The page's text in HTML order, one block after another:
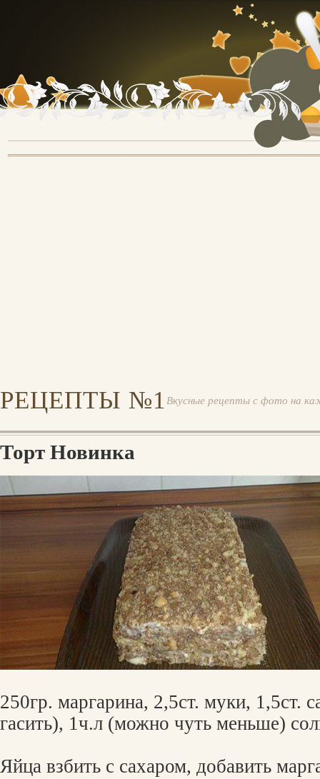
РЕЦЕПТЫ №1 Вкусные рецепты с фото на
Торт Новинка
250гр. маргарина, 2,5ст. муки, 1,5ст.
гасить), 1ч.л (можно чуть меньше)
Яйца взбить с сахаром, добавить